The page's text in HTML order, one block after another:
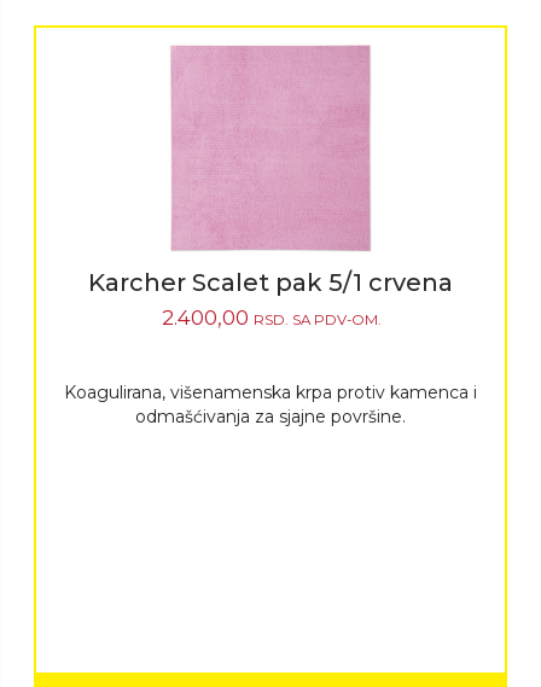
Karcher Scalet pak 5/1 crvena
2.400,00 RSD. SA PDV-OM.
Koagulirana, višenamenska krpa protiv kamenca i
odmašćivanja za sjajne površine.